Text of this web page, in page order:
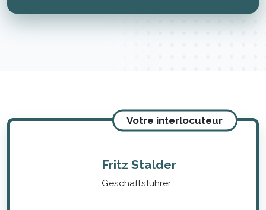
Votre interlocuteur
Fritz Stalder
Geschäftsführer